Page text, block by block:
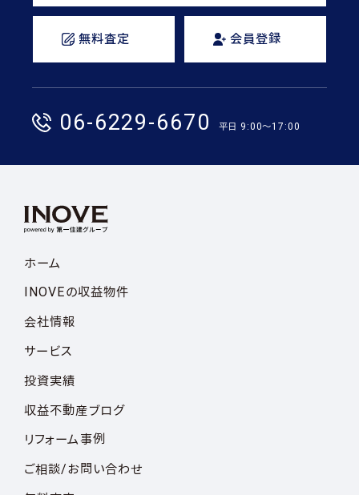
無料査定 会員登録
06-6229-6670 平日 9:00〜17:00
ホーム
INOVEの収益物件
会社情報
サービス
投資実績
収益不動産ブログ
リフォーム事例
ご相談/お問い合わせ